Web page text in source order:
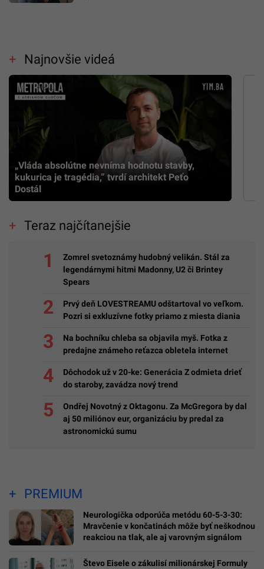
Najnovšie videá
„Vláda absolútne nevníma hodnotu stavby,
kukurica je tragédia,” tvrdí architekt Peťo
Dostál
Teraz najčítanejšie
Zomrel svetoznámy hudobný velikán. Stál za
legendárnymi hitmi Madonny, U2 či Brintey
Spears
Prvý deň LOVESTREAMU odštartoval vo veľkom.
Pozri si exkluzívne fotky priamo z miesta diania
Na bochníku chleba sa objavila myš. Fotka z
predajne známeho reťazca obletela internet
Dôchodok už v 20-ke: Generácia Z odmieta drieť
do staroby, zavádza nový trend
Ondřej Novotný z Oktagonu. Za McGregora by dal
aj 50 miliónov eur, organizáciu by predal za
astronomickú sumu
PREMIUM
Neurologička odporúča metódu 60-5-3-30:
Mravčenie v končatinách môže byť neškodnou
reakciou na tlak, ale aj varovným signálom
Števo Eisele o zákulisí milionárskej Formuly